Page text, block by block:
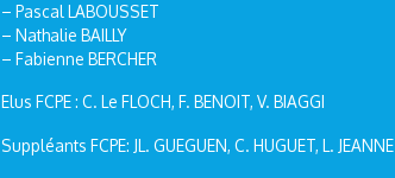
– Pascal LABOUSSET
– Nathalie BAILLY
– Fabienne BERCHER
Elus FCPE : C. Le FLOCH, F. BENOIT, V. BIAGGI
Suppléants FCPE: JL. GUEGUEN, C. HUGUET, L. JEANNE